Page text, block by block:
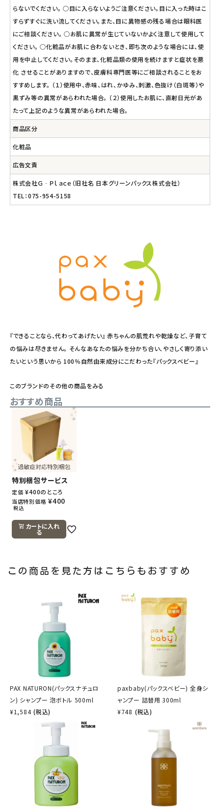
らないでください。 ○目に入らないようご注意ください。目に入った時はこ
すらずすぐに洗い流してください。また、目に異物感の残る場合は眼科医
にご相談ください。 ○お肌に異常が生じていないかよく注意して使用して
ください。 ○化粧品がお肌に合わないとき、即ち次のような場合には、使
用を中止してください。そのまま、化粧品類の使用を続けますと症状を悪
化 させることがありますので、皮膚科専門医等にご相談されることをお
すすめします。 （１）使用中、赤味、はれ、かゆみ、刺激、色抜け（白斑等）や
黒ずみ等の異常があらわれた場合。 （２）使用したお肌に、直射日光があ
たって上記のような異常があらわれた場合。
商品区分
化粧品
広告文責
株式会社Ｇ‐Ｐｌａｃｅ（旧社名 日本グリーンパックス株式会社）
TEL：075-954-5158
『できることなら、代わってあげたい』 赤ちゃんの肌荒れや乾燥など、子育て
の悩みは尽きません。 そんなあなたの悩みを分かち合い、やさしく寄り添い
たいという思いから 100％自然由来成分にこだわった『パックスベビー』
このブランドのその他の商品をみる
おすすめ商品
特別梱包サービス
定価 ¥400のところ
当店特別価格 ¥400
税込
カートに入れ
る
この商品を見た方はこちらもおすすめ
PAX NATURON(パックスナチュロ
ン) シャンプー 泡ボトル 500ml
¥1,584 (税込)
paxbaby(パックスベビー) 全身シ
ャンプー 詰替用 300ml
¥748 (税込)